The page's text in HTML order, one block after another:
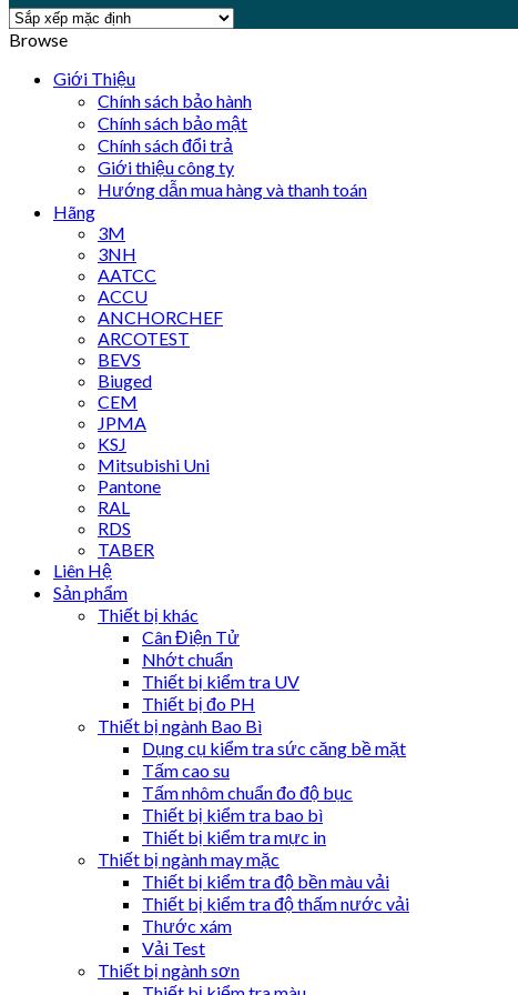
Browse
Giới Thiệu
Chính sách bảo hành
Chính sách bảo mật
Chính sách đổi trả
Giới thiệu công ty
Hướng dẫn mua hàng và thanh toán
Hãng
3M
3NH
AATCC
ACCU
ANCHORCHEF
ARCOTEST
BEVS
Biuged
CEM
JPMA
KSJ
Mitsubishi Uni
Pantone
RAL
RDS
TABER
Liên Hệ
Sản phẩm
Thiết bị khác
Cân Điện Tử
Nhớt chuẩn
Thiết bị kiểm tra UV
Thiết bị đo PH
Thiết bị ngành Bao Bì
Dụng cụ kiểm tra sức căng bề mặt
Tấm cao su
Tấm nhôm chuẩn đo độ bục
Thiết bị kiểm tra bao bì
Thiết bị kiểm tra mực in
Thiết bị ngành may mặc
Thiết bị kiểm tra độ bền màu vải
Thiết bị kiểm tra độ thấm nước vải
Thước xám
Vải Test
Thiết bị ngành sơn